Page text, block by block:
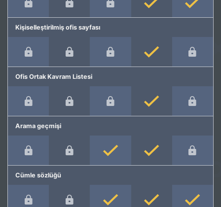
Kişiselleştirilmiş ofis sayfası
Ofis Ortak Kavram Listesi
Arama geçmişi
Cümle sözlüğü